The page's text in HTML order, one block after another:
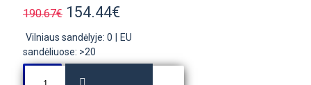
190.67€ 154.44€
Vilniaus sandėlyje: 0
EU
sandėliuose: >20